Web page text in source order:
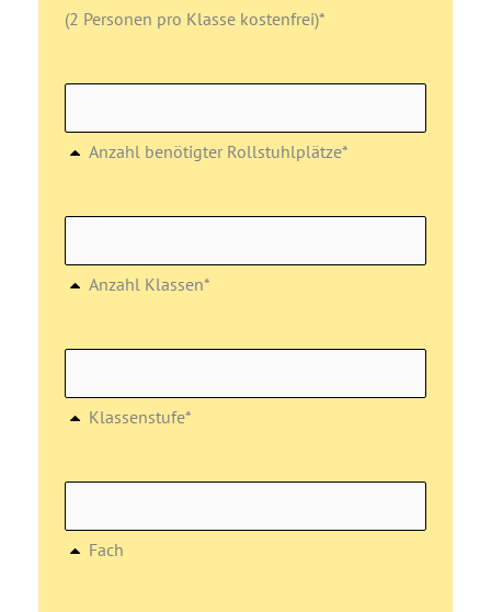
(2 Personen pro Klasse kostenfrei)*
Anzahl benötigter Rollstuhlplätze*
Anzahl Klassen*
Klassenstufe*
Fach